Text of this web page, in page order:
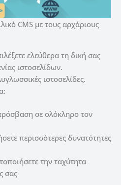
CMS με τους αρχάριους
ελεύθερα τη δική σας
ιστοσελίδων.
ιστοσελίδες.
σε ολόκληρο τον
περισσότερες δυνατότητες
την ταχύτητα
σας